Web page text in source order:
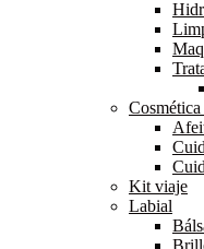
Kit viaje
Labial